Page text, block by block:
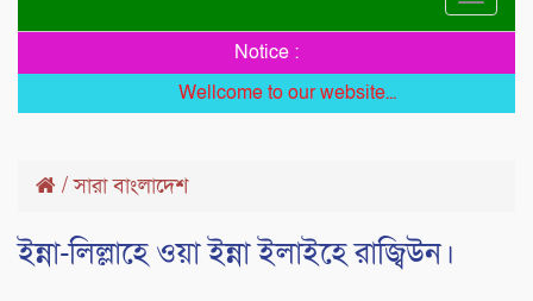
Notice :
Wellcome to our website...
/সারা বাংলাদেশ
ইন্না-লিল্লাহে ওয়া ইন্না ইলাইহে রাজ্বিউন।